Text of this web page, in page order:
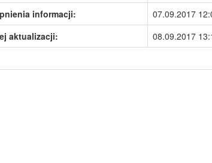
informacji:
07.09.2017
aktualizacji:
08.09.2017